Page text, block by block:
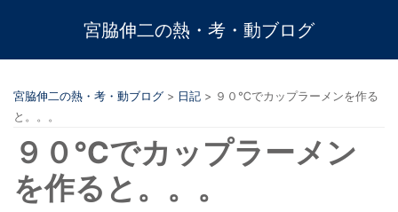
宮脇伸二の熱・考・動ブログ
宮脇伸二の熱・考・動ブログ > 日記 > ９０℃でカップラーメンを作る
と。。。
９０℃でカップラーメン
を作ると。。。